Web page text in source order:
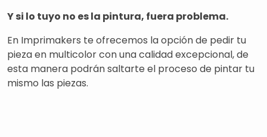
Y si lo tuyo no es la pintura, fuera problema.
En Imprimakers te ofrecemos la opción de pedir tu
pieza en multicolor con una calidad excepcional, de
esta manera podrán saltarte el proceso de pintar tu
mismo las piezas.